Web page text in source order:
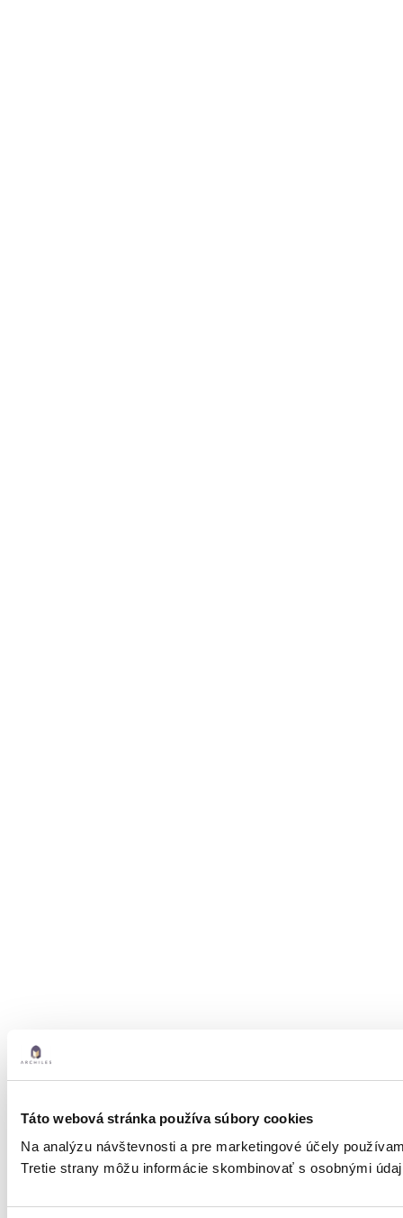
Táto webová stránka používa súbory cookies
Na analýzu návštevnosti a pre marketingové účely
Tretie strany môžu informácie skombinovať s osobnými